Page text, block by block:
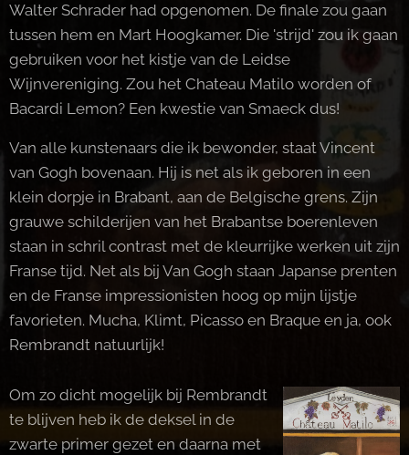
Walter Schrader had opgenomen. De finale zou gaan
tussen hem en Mart Hoogkamer. Die 'strijd' zou ik gaan
gebruiken voor het kistje van de Leidse
Wijnvereniging. Zou het Chateau Matilo worden of
Bacardi Lemon? Een kwestie van Smaeck dus!
Van alle kunstenaars die ik bewonder, staat Vincent
van Gogh bovenaan. Hij is net als ik geboren in een
klein dorpje in Brabant, aan de Belgische grens. Zijn
grauwe schilderijen van het Brabantse boerenleven
staan in schril contrast met de kleurrijke werken uit zijn
Franse tijd. Net als bij Van Gogh staan Japanse prenten
en de Franse impressionisten hoog op mijn lijstje
favorieten. Mucha, Klimt, Picasso en Braque en ja, ook
Rembrandt natuurlijk!
Om zo dicht mogelijk bij Rembrandt
te blijven heb ik de deksel in de
zwarte primer gezet en daarna met